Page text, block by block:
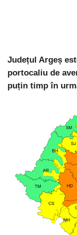
Județul Argeș
portocaliu de
puțin timp în